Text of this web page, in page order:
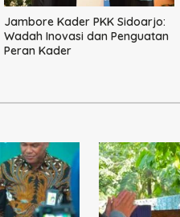
Jambore Kader PKK Sidoarjo:
Wadah Inovasi dan Penguatan
Peran Kader